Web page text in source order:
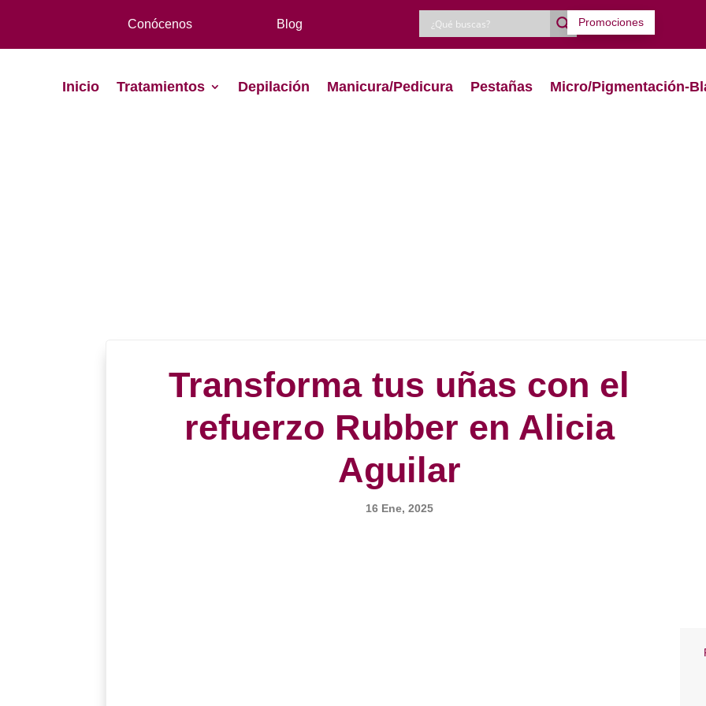
Conócenos Blog Promociones
Inicio Tratamientos Depilación Manicura/Pedicura Pestañas Micro/Pigmentación-
Transforma tus uñas con el
refuerzo Rubber en Alicia
Aguilar
16 Ene, 2025